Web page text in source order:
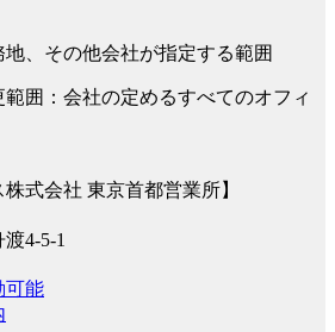
、その他会社が指定する範囲
囲：会社の定めるすべてのオフィ
株式会社 東京首都営業所】
4-5-1
可能